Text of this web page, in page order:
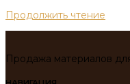
Продолжить чтение
Продажа материалов